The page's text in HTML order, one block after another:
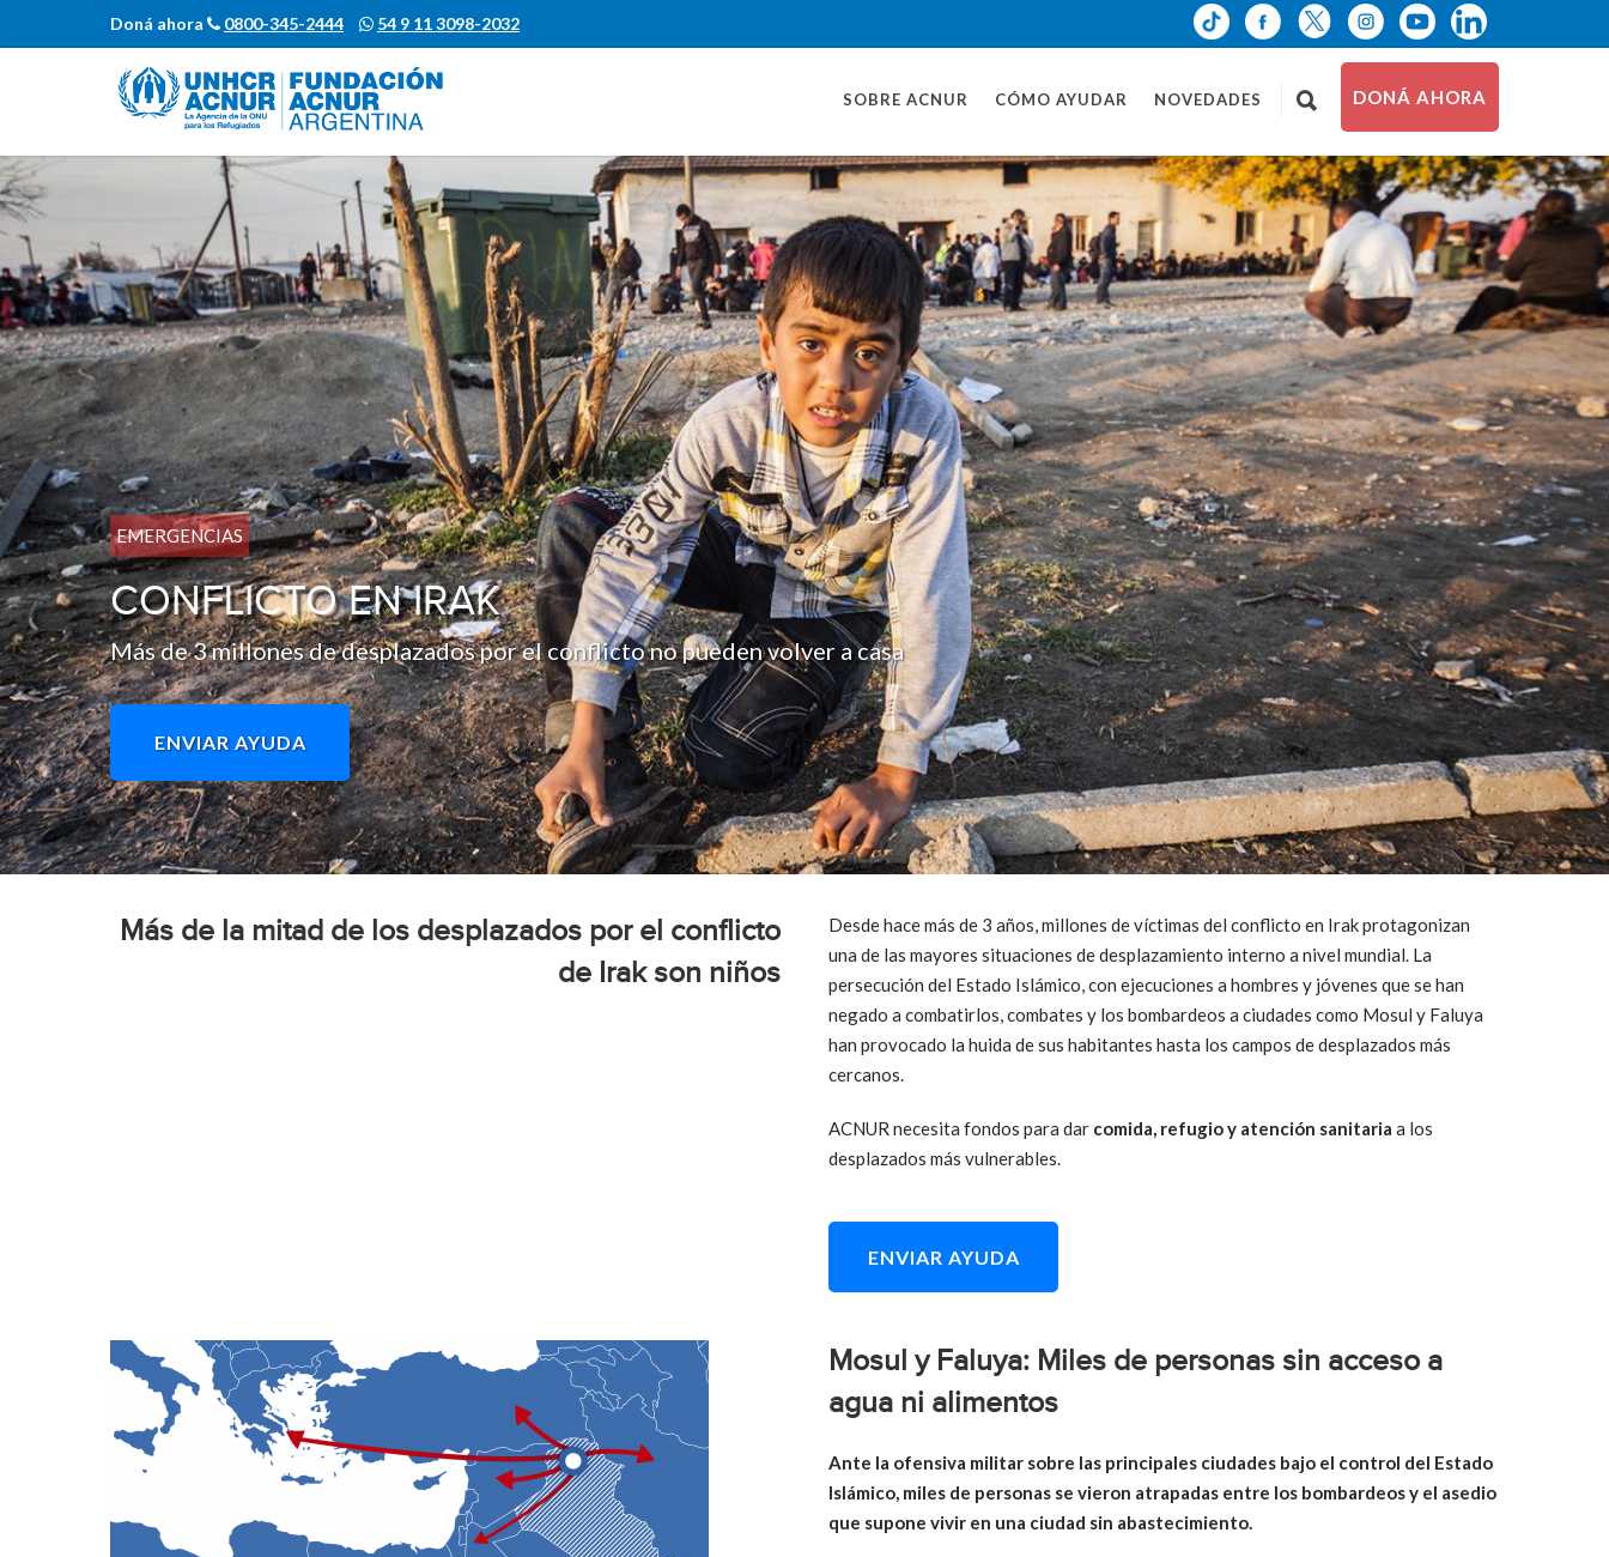
Doná ahora 0800-345-2444 54 9 11 3098-2032
DONÁ AHORA
SOBRE ACNUR CÓMO AYUDAR NOVEDADES
EMERGENCIAS
CONFLICTO EN IRAK
Más de 3 millones de desplazados por el conflicto no pueden volver a casa
ENVIAR AYUDA
Más de la mitad de los desplazados por el conflicto
de Irak son niños
Desde hace más de 3 años, millones de víctimas del conflicto en Irak protagonizan
una de las mayores situaciones de desplazamiento interno a nivel mundial. La
persecución del Estado Islámico, con ejecuciones a hombres y jóvenes que se han
negado a combatirlos, combates y los bombardeos a ciudades como Mosul y Faluya
han provocado la huida de sus habitantes hasta los campos de desplazados más
cercanos.
ACNUR necesita fondos para dar comida, refugio y atención sanitaria a los
desplazados más vulnerables.
ENVIAR AYUDA
Mosul y Faluya: Miles de personas sin acceso a
agua ni alimentos
Ante la ofensiva militar sobre las principales ciudades bajo el control del Estado
Islámico, miles de personas se vieron atrapadas entre los bombardeos y el asedio
que supone vivir en una ciudad sin abastecimiento.